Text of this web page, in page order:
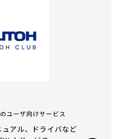
ユーザ向けサービス
アル、ドライバなど